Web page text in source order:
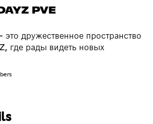
PVE
дружественное пространство
где рады видеть новых